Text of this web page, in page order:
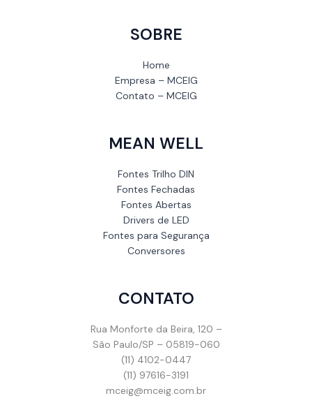
SOBRE
Home
Empresa – MCEIG
Contato – MCEIG
MEAN WELL
Fontes Trilho DIN
Fontes Fechadas
Fontes Abertas
Drivers de LED
Fontes para Segurança
Conversores
CONTATO
Rua Monforte da Beira, 120 –
São Paulo/SP – 05819-060
(11) 4102-0447
(11) 97616-3191
mceig@mceig.com.br